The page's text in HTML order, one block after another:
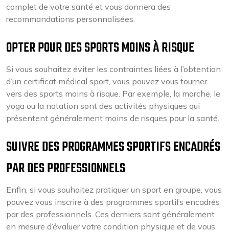
complet de votre santé et vous donnera des
recommandations personnalisées.
OPTER POUR DES SPORTS MOINS À RISQUE
Si vous souhaitez éviter les contraintes liées à l’obtention
d’un certificat médical sport, vous pouvez vous tourner
vers des sports moins à risque. Par exemple, la marche, le
yoga ou la natation sont des activités physiques qui
présentent généralement moins de risques pour la santé.
SUIVRE DES PROGRAMMES SPORTIFS ENCADRÉS
PAR DES PROFESSIONNELS
Enfin, si vous souhaitez pratiquer un sport en groupe, vous
pouvez vous inscrire à des programmes sportifs encadrés
par des professionnels. Ces derniers sont généralement
en mesure d’évaluer votre condition physique et de vous